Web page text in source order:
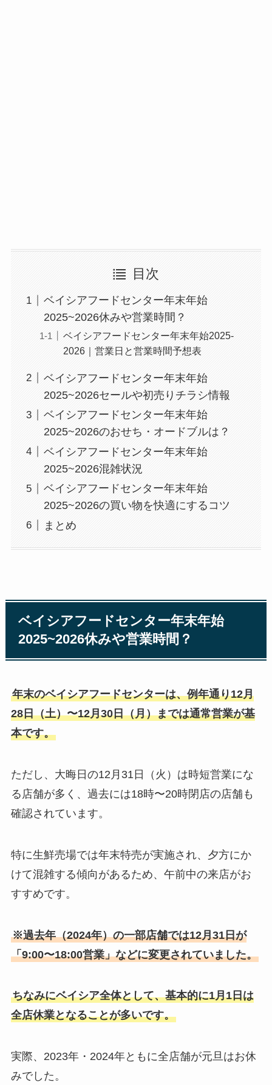
目次
ベイシアフードセンター年末年始
2025~2026休みや営業時間？
ベイシアフードセンター年末年始2025-
2026｜営業日と営業時間予想表
ベイシアフードセンター年末年始
2025~2026セールや初売りチラシ情報
ベイシアフードセンター年末年始
2025~2026のおせち・オードブルは？
ベイシアフードセンター年末年始
2025~2026混雑状況
ベイシアフードセンター年末年始
2025~2026の買い物を快適にするコツ
まとめ
ベイシアフードセンター年末年始
2025~2026休みや営業時間？
年末のベイシアフードセンターは、例年通り12月
28日（土）〜12月30日（月）までは通常営業が基
本です。
ただし、大晦日の12月31日（火）は時短営業にな
る店舗が多く、過去には18時〜20時閉店の店舗も
確認されています。
特に生鮮売場では年末特売が実施され、夕方にか
けて混雑する傾向があるため、午前中の来店がお
すすめです。
※過去年（2024年）の一部店舗では12月31日が
「9:00〜18:00営業」などに変更されていました。
ちなみにベイシア全体として、基本的に1月1日は
全店休業となることが多いです。
実際、2023年・2024年ともに全店舗が元旦はお休
みでした。